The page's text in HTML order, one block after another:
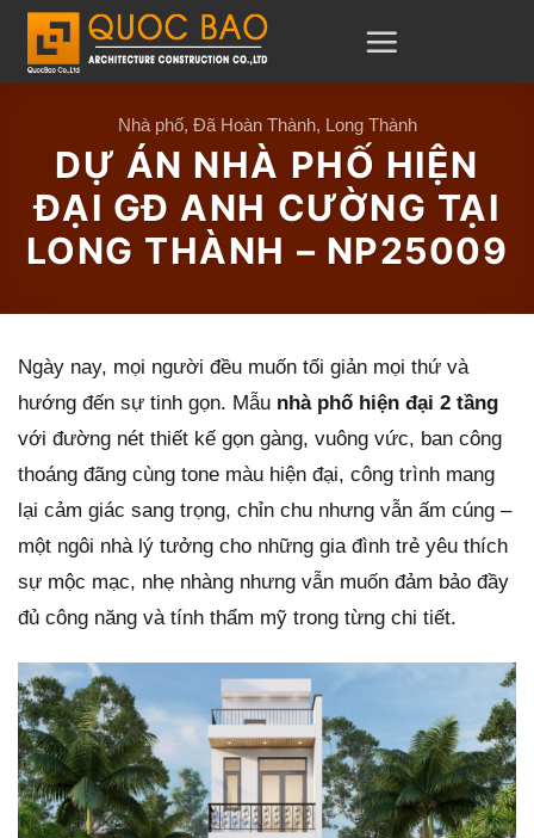
u
Nhà phố, Đã Hoàn Thành, Long Thành
DỰ ÁN NHÀ PHỐ HIỆN
ĐẠI GĐ ANH CƯỜNG TẠI
LONG THÀNH – NP25009
Ngày nay, mọi người đều muốn tối giản mọi thứ và
hướng đến sự tinh gọn. Mẫu nhà phố hiện đại 2 tầng
với đường nét thiết kế gọn gàng, vuông vức, ban công
thoáng đãng cùng tone màu hiện đại, công trình mang
lại cảm giác sang trọng, chỉn chu nhưng vẫn ấm cúng –
một ngôi nhà lý tưởng cho những gia đình trẻ yêu thích
sự mộc mạc, nhẹ nhàng nhưng vẫn muốn đảm bảo đầy
đủ công năng và tính thẩm mỹ trong từng chi tiết.